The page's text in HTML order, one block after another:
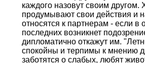
каждого назовут своим другом.
продумывают свои действия и
относятся к партнерам - если в
последних возникнет
дипломатично откажут им.
спокойны и терпимы к мнению
заботятся о слабых, любят